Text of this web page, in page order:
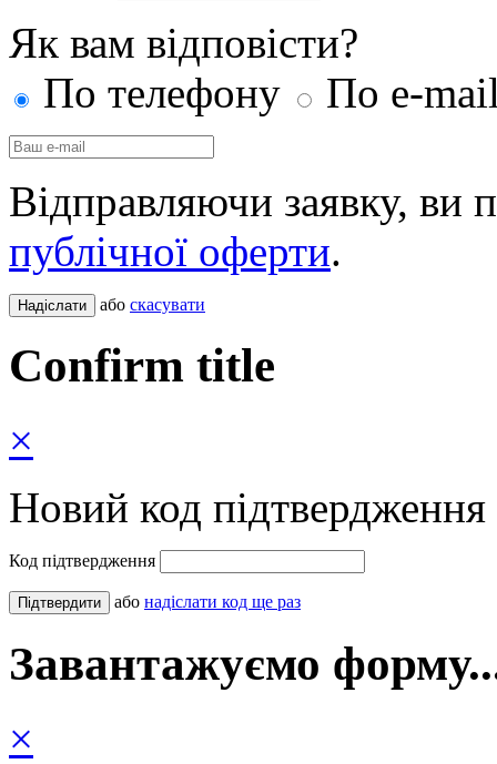
Як вам відповісти?
По телефону
По e-
Відправляючи заявку, ви
публічної оферти.
або скасувати
Confirm title
×
Новий код підтвердження
Код підтвердження
або надіслати код ще раз
Завантажуємо
×